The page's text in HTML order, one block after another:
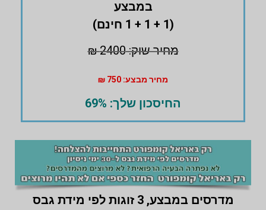
במבצע
(1 + 1 + 1 חינם)
מחיר שוק: 2400 ₪
מחיר מבצע: 750 ₪
החיסכון שלך: 69%
מדרסים במבצע,
3 זוגות לפי מידת גבס